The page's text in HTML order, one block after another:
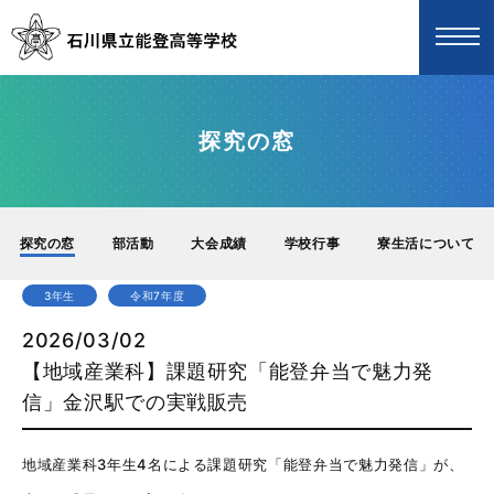
探究の窓
探究の窓 部活動 大会成績 学校行事 寮生活について
3年生 令和7年度
2026/03/02
【地域産業科】課題研究「能登弁当で魅力発
信」金沢駅での実戦販売
地域産業科3年生4名による課題研究「能登弁当で魅力発信」が、